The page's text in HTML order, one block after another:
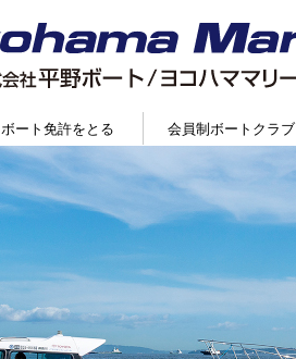
ボート免許をとる 会員制ボートクラブ